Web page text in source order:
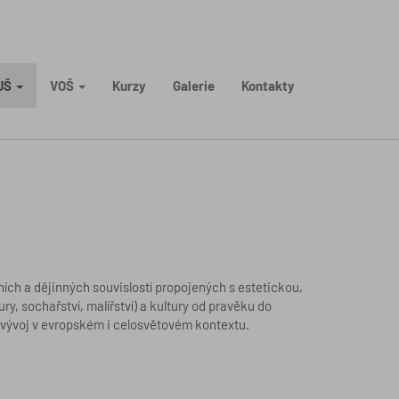
VOŠ Kurzy Galerie Kontakty
a dějinných souvislostí propojených s estetickou,
sochařství, malířství) a kultury od pravěku do
v evropském i celosvětovém kontextu.